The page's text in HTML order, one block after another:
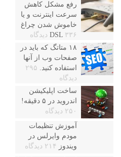
رفع مشکل کاهش
سرعت اینترنت و یا
خاموش شدن چراغ
DSL ۳۳۶ دیدگاه
۱۸ متاتگ که باید در
صفحات وب از آنها
استفاده کنید. ۲۹۵
دیدگاه
ساخت اپلیکیشن
اندروید در ۵ دقیقه!
۲۵۰ دیدگاه
آموزش تنظیمات
مودم وایرلس در
ویندوز
۲۱۴ دیدگاه